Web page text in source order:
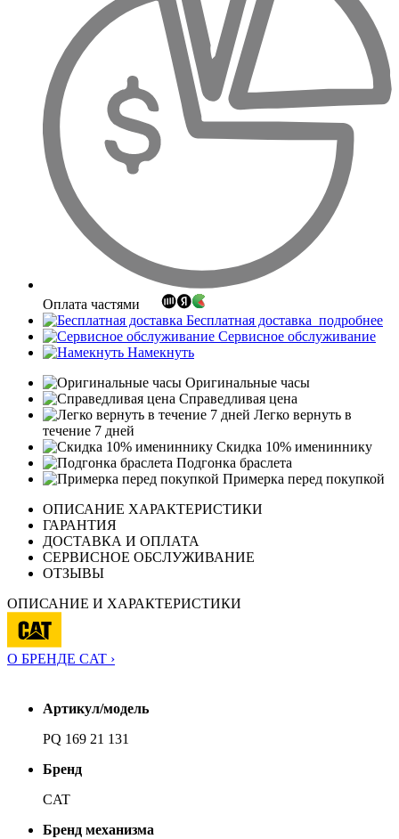
Оплата частями
Бесплатная доставка подробнее
Сервисное обслуживание
Намекнуть
Оригинальные часы
Справедливая цена
Легко вернуть в
течение 7 дней
Скидка 10% имениннику
Подгонка браслета
Примерка перед покупкой
ОПИСАНИЕ ХАРАКТЕРИСТИКИ
ГАРАНТИЯ
ДОСТАВКА И ОПЛАТА
СЕРВИСНОЕ ОБСЛУЖИВАНИЕ
ОТЗЫВЫ
ОПИСАНИЕ И ХАРАКТЕРИСТИКИ
О БРЕНДЕ CAT ›
Артикул/модель
PQ 169 21 131
Бренд
CAT
Бренд механизма